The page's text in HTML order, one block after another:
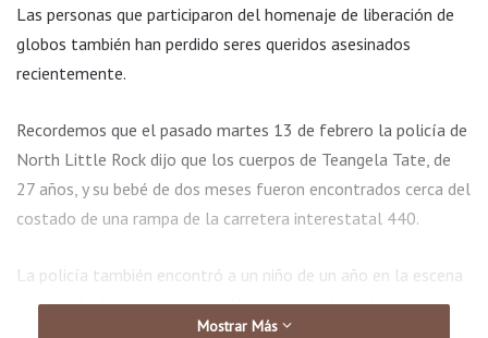
Las personas que participaron del homenaje de liberación de
globos también han perdido seres queridos asesinados
recientemente.
Recordemos que el pasado martes 13 de febrero la policía de
North Little Rock dijo que los cuerpos de Teangela Tate, de
27 años, y su bebé de dos meses fueron encontrados cerca del
costado de una rampa de la carretera interestatal 440.
La policía también encontró a un niño de un año en la escena
que estaba herido y que también es hijo de la víctima.
Mostrar Más